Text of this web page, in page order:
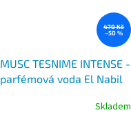
470 Kč
–50 %
MUSC TESNIME INTENSE -
parfémová voda El Nabil
Skladem